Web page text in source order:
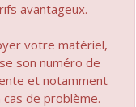
avantageux.
votre matériel,
son numéro de
et notamment
de problème.